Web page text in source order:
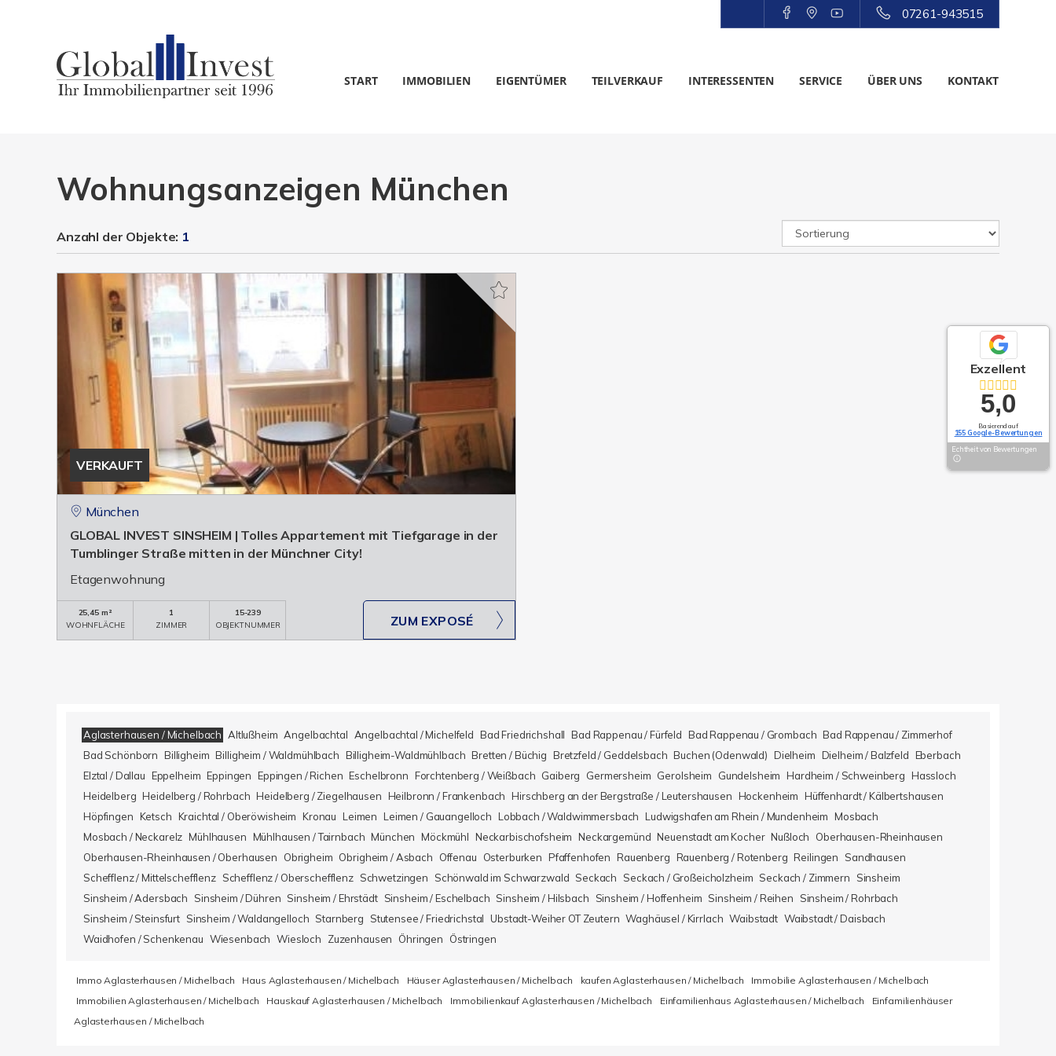
07261-943515
START IMMOBILIEN EIGENTÜMER TEILVERKAUF INTERESSENTEN SERVICE ÜBER UNS KONTAKT
Wohnungsanzeigen München
Anzahl der Objekte: 1
VERKAUFT
München
GLOBAL INVEST SINSHEIM | Tolles Appartement mit Tiefgarage in der
Tumblinger Straße mitten in der Münchner City!
Etagenwohnung
25,45 m²
WOHNFLÄCHE
1
ZIMMER
15-239
OBJEKTNUMMER
ZUM EXPOSÉ
Aglasterhausen / Michelbach Altlußheim Angelbachtal Angelbachtal / Michelfeld Bad Friedrichshall Bad Rappenau / Fürfeld Bad Rappenau / Grombach Bad Rappenau / Zimmerhof
Bad Schönborn Billigheim Billigheim / Waldmühlbach Billigheim-Waldmühlbach Bretten / Büchig Bretzfeld / Geddelsbach Buchen (Odenwald) Dielheim Dielheim / Balzfeld Eberbach
Elztal / Dallau Eppelheim Eppingen Eppingen / Richen Eschelbronn Forchtenberg / Weißbach Gaiberg Germersheim Gerolsheim Gundelsheim Hardheim / Schweinberg Hassloch
Heidelberg Heidelberg / Rohrbach Heidelberg / Ziegelhausen Heilbronn / Frankenbach Hirschberg an der Bergstraße / Leutershausen Hockenheim Hüffenhardt / Kälbertshausen
Höpfingen Ketsch Kraichtal / Oberöwisheim Kronau Leimen Leimen / Gauangelloch Lobbach / Waldwimmersbach Ludwigshafen am Rhein / Mundenheim Mosbach
Mosbach / Neckarelz Mühlhausen Mühlhausen / Tairnbach München Möckmühl Neckarbischofsheim Neckargemünd Neuenstadt am Kocher Nußloch
Oberhausen-Rheinhausen
Oberhausen-Rheinhausen / Oberhausen
Obrigheim Obrigheim / Asbach Offenau Osterburken Pfaffenhofen Rauenberg Rauenberg / Rotenberg Reilingen
Sandhausen
Schefflenz / Mittelschefflenz Schefflenz / Oberschefflenz Schwetzingen Schönwald im Schwarzwald Seckach Seckach / Großeicholzheim Seckach / Zimmern
Sinsheim
Sinsheim / Adersbach
Sinsheim / Dühren Sinsheim / Ehrstädt Sinsheim / Eschelbach Sinsheim / Hilsbach Sinsheim / Hoffenheim Sinsheim / Reihen
Sinsheim / Rohrbach
Sinsheim / Steinsfurt Sinsheim / Waldangelloch Starnberg Stutensee / Friedrichstal Ubstadt-Weiher OT Zeutern Waghäusel / Kirrlach Waibstadt Waibstadt / Daisbach
Waidhofen / Schenkenau Wiesenbach Wiesloch Zuzenhausen Öhringen Östringen
Immo Aglasterhausen / Michelbach Haus Aglasterhausen / Michelbach Häuser Aglasterhausen / Michelbach kaufen Aglasterhausen / Michelbach
Immobilie Aglasterhausen / Michelbach
Immobilien Aglasterhausen / Michelbach
Hauskauf Aglasterhausen / Michelbach Immobilienkauf Aglasterhausen / Michelbach Einfamilienhaus Aglasterhausen / Michelbach
Einfamilienhäuser
Aglasterhausen / Michelbach
Exzellent
5,0
Basierend auf
155 Google-Bewertungen
Echtheit von Bewertungen